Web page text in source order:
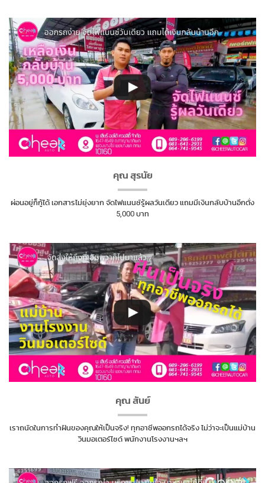
คุณ สุรนัย
ผ่อนอยู่ก็กู้ได้ เอกสารไม่ยุ่งยาก จัดไฟแนนซ์รู้ผลวันเดียว แถมมีเงินกลับบ้านอีกตั่ง
5,000 บาท
คุณ สันย์
เราถนัดในการทำฝันของคุณให้เป็นจริง! ทุกอาชีพออกรถได้จริง ไม่ว่าจะเป็นแม่บ้าน
วินมอเตอร์ไซด์ พนักงานโรงงานฯลฯ